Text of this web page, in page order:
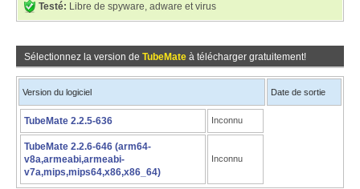
Testé: Libre de spyware, adware et virus
Sélectionnez la version de TubeMate à télécharger gratuitement!
Version du logiciel Date de sortie
TubeMate 2.2.5-636 Inconnu
TubeMate 2.2.6-646 (arm64-
v8a,armeabi,armeabi-
v7a,mips,mips64,x86,x86_64)
Inconnu